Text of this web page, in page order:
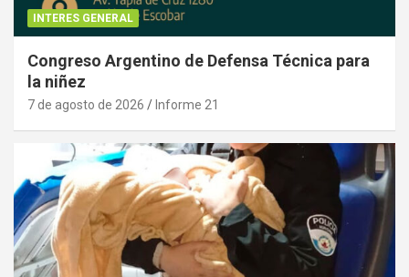
INTERES GENERAL
Congreso Argentino de Defensa Técnica para
la niñez
7 de agosto de 2026 Informe 21